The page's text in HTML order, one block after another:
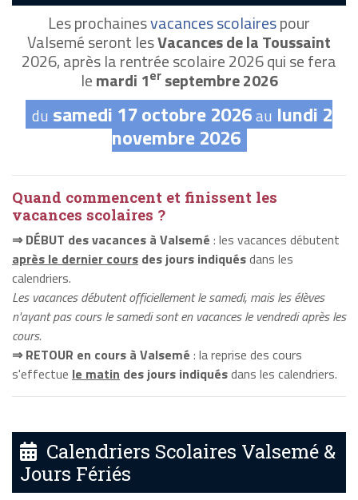
Les prochainesvacances scolairespour
Valsemé seront lesVacances de la Toussaint
2026, après la rentrée scolaire 2026 qui se fera
lemardi 1erseptembre 2026
du samedi 17 octobre 2026au lundi 2
novembre 2026
Quand commencent et finissent les
vacances scolaires ?
⇒ DÉBUT des vacances à Valsemé : les vacances débutent
après le dernier cours des jours indiquésdans les
calendriers.
Les vacances débutent officiellement le samedi, mais les élèves
n'ayant pas cours le samedi sont en vacances le vendredi après les
cours.
⇒ RETOUR en cours à Valsemé : la reprise des cours
s'effectue le matin des jours indiquésdans les calendriers.
Calendriers Scolaires Valsemé &
Jours Fériés